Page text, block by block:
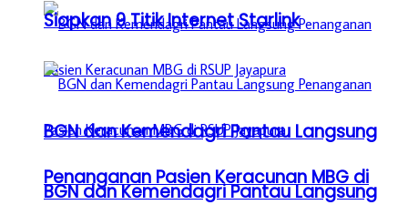
BGN dan Kemendagri Pantau Langsung
Penanganan Pasien Keracunan MBG di
Siapkan 9 Titik Internet Starlink
BGN dan Kemendagri Pantau Langsung